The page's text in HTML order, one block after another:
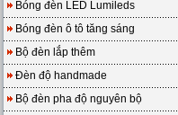
Bóng đèn LED Lumileds
Bóng đèn ô tô tăng sáng
Bộ đèn lắp thêm
Đèn độ handmade
Bộ đèn pha độ nguyên bộ